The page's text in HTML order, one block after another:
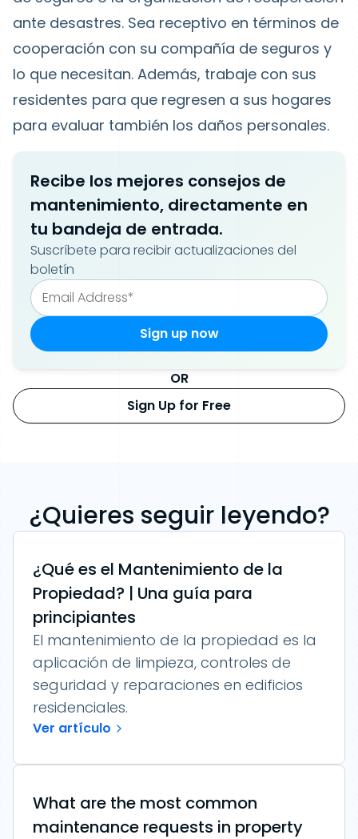
ante desastres. Sea receptivo en términos de
cooperación con su compañía de seguros y
lo que necesitan. Además, trabaje con sus
residentes para que regresen a sus hogares
para evaluar también los daños personales.
Recibe los mejores consejos de
mantenimiento, directamente en
tu bandeja de entrada.
Suscríbete para recibir actualizaciones del
boletín
OR
Sign Up for Free
¿Quieres seguir leyendo?
¿Qué es el Mantenimiento de la
Propiedad? | Una guía para
principiantes
El mantenimiento de la propiedad es la
aplicación de limpieza, controles de
seguridad y reparaciones en edificios
residenciales.
Ver artículo
What are the most common
maintenance requests in property